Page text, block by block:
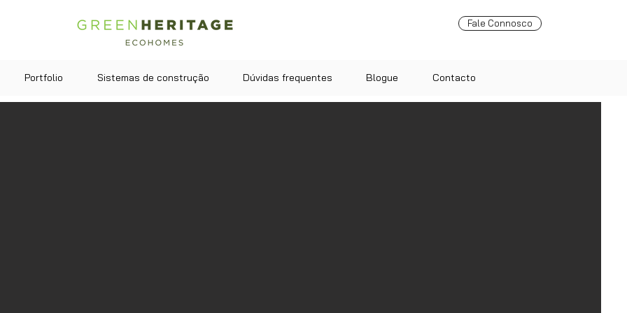
Fale Connosco
Portfolio Sistemas de construção Dúvidas frequentes Blogue Contacto